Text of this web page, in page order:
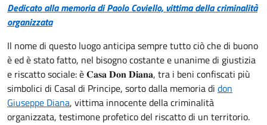
Dedicato alla memoria di Paolo Coviello, vittima della criminalità
organizzata
Il nome di questo luogo anticipa sempre tutto ciò che di buono
è ed è stato fatto, nel bisogno costante e unanime di giustizia
e riscatto sociale: è 𝐂𝐚𝐬𝐚 𝐃𝐨𝐧 𝐃𝐢𝐚𝐧𝐚, tra i beni confiscati più
simbolici di Casal di Principe, sorto dalla memoria di don
Giuseppe Diana, vittima innocente della criminalità
organizzata, testimone profetico del riscatto di un territorio.